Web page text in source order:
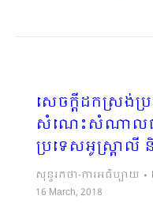
សេចក្តីដកស្រង់ប្
សំណេះសំណាលជា
ប្រទេសអូស្រ្តា
សុន្ទរកថា-ការអធិប្បាយ
16 March, 2018